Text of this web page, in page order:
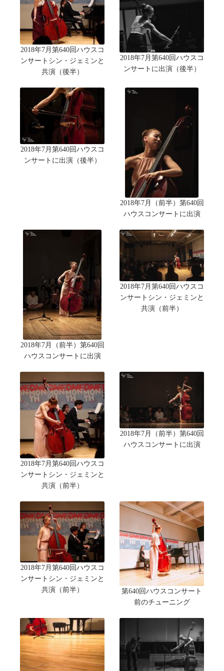
2018年7月第640回ハウスコ
ンサートシン・ジェミンと
共演（後半）
2018年7月第640回ハウスコ
ンサートに出演（後半）
2018年7月第640回ハウスコ
ンサートに出演（後半）
2018年7月（前半）第640回
ハウスコンサートに出演
2018年7月（前半）第640回
ハウスコンサートに出演
2018年7月第640回ハウスコ
ンサートシン・ジェミンと
共演（前半）
2018年7月第640回ハウスコ
ンサートシン・ジェミンと
共演（前半）
2018年7月（前半）第640回
ハウスコンサートに出演
2018年7月第640回ハウスコ
ンサートシン・ジェミンと
共演（前半）
第640回ハウスコンサート
前のチューニング